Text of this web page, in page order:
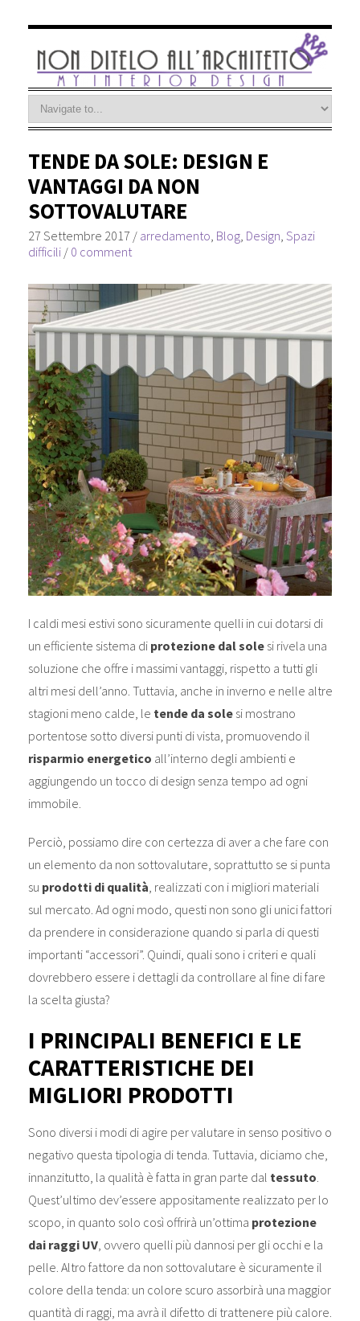
TENDE DA SOLE: DESIGN E
VANTAGGI DA NON
SOTTOVALUTARE
27 Settembre 2017 / arredamento Blog, Design Spazi
difficili/ 0 comment
I caldi mesi estivi sono sicuramente quelli in cui dotarsi di
un efficiente sistema di protezione dal solesi rivela una
soluzione che offre i massimi vantaggi, rispetto a tutti gli
altri mesi dell’anno. Tuttavia, anche in inverno e nelle altre
stagioni meno calde, le tende da solesi mostrano
portentose sotto diversi punti di vista, promuovendo il
risparmio energetico all’interno degli ambienti e
aggiungendo un tocco di design senza tempo ad ogni
immobile.
Perciò, possiamo dire con certezza di aver a che fare con
un elemento da non sottovalutare, soprattutto se si punta
su prodotti di qualità, realizzati con i migliori materiali
sul mercato. Ad ogni modo, questi non sono gli unici fattori
da prendere in considerazione quando si parla di questi
importanti “accessori”. Quindi, quali sono i criteri e quali
dovrebbero essere i dettagli da controllare al fine di fare
la scelta giusta?
I PRINCIPALI BENEFICI E LE
CARATTERISTICHE DEI
MIGLIORI PRODOTTI
Sono diversi i modi di agire per valutare in senso positivo o
negativo questa tipologia di tenda. Tuttavia, diciamo che,
innanzitutto, la qualità è fatta in gran parte dal tessuto.
Quest’ultimo dev’essere appositamente realizzato per lo
scopo, in quanto solo così offrirà un’ottima protezione
dai raggi UV, ovvero quelli più dannosi per gli occhi e la
pelle. Altro fattore da non sottovalutare è sicuramente il
colore della tenda: un colore scuro assorbirà una maggior
quantità di raggi, ma avrà il difetto di trattenere più calore.